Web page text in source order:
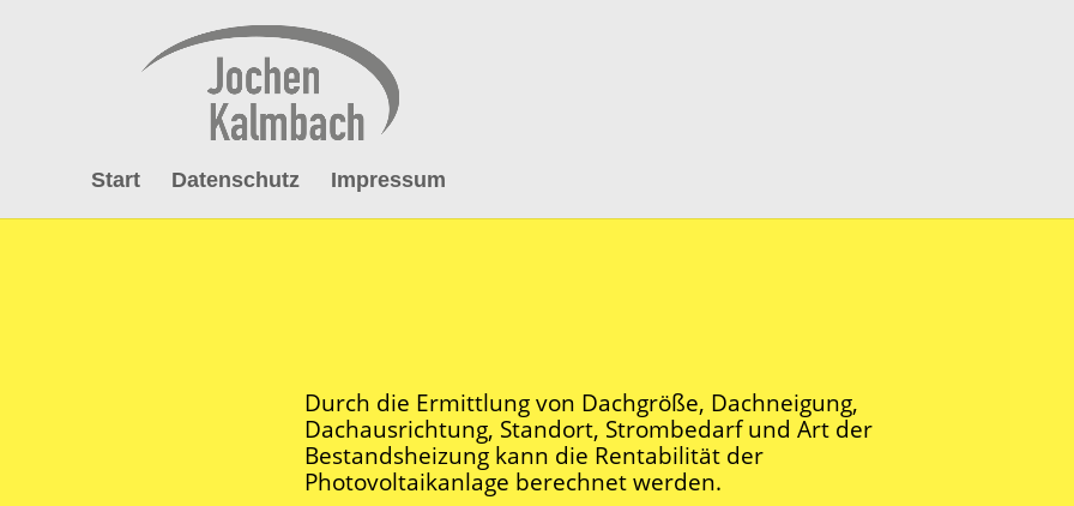
Start Datenschutz Impressum
Durch die Ermittlung von Dachgröße, Dachneigung,
Dachausrichtung, Standort, Strombedarf und Art der
Bestandsheizung kann die Rentabilität der
Photovoltaikanlage berechnet werden.